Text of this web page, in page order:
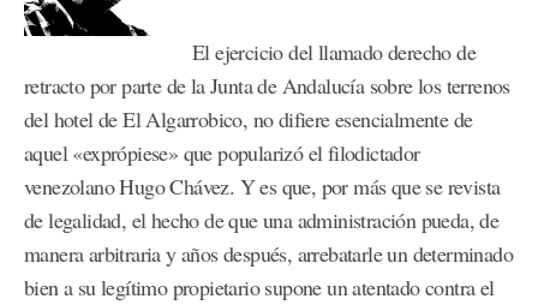
El ejercicio del llamado derecho de
retracto por parte de la Junta de Andalucía sobre los terrenos
del hotel de El Algarrobico, no difiere esencialmente de
aquel «exprópiese» que popularizó el filodictador
venezolano Hugo Chávez. Y es que, por más que se revista
de legalidad, el hecho de que una administración pueda, de
manera arbitraria y años después, arrebatarle un determinado
bien a su legítimo propietario supone un atentado contra el